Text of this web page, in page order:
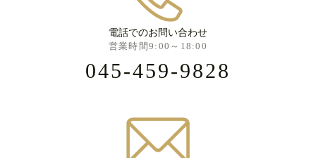
電話でのお問い合わせ
営業時間9:00～18:00
045-459-9828